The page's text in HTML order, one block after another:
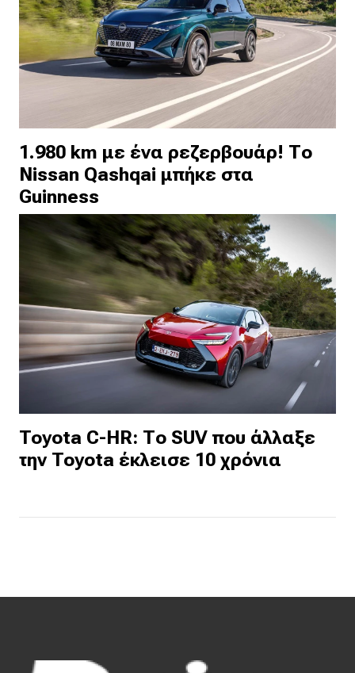
1.980 km με ένα ρεζερβουάρ! Το
Nissan Qashqai μπήκε στα
Guinness
Toyota C-HR: Το SUV που άλλαξε
την Toyota έκλεισε 10 χρόνια